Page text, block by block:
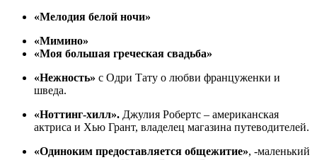
«Мелодия белой ночи»
«Мимино»
«Моя большая греческая свадьба»
«Нежность» с Одри Тату о любви француженки и
шведа.
«Ноттинг-хилл». Джулия Робертс – американская
актриса и Хью Грант, владелец магазина путеводителей.
«Одиноким предоставляется общежитие», -маленький